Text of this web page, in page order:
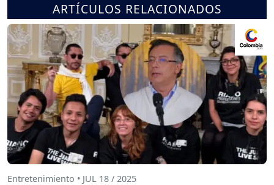
ARTÍCULOS RELACIONADOS
Entretenimiento • JUL 18 / 2025